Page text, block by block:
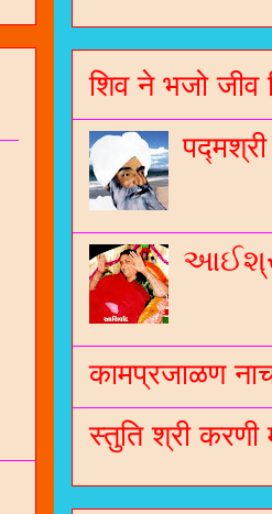
जनरल
चारणी
नंबर
शिव ने भजो जीव
कामप्रजाळण
स्तुति श्री करणी